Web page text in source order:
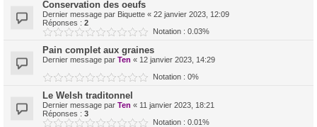
Conservation des oeufs
Dernier message par Biquette « 22 janvier 2023, 12:09
Réponses : 2
Notation : 0.03%
Pain complet aux graines
Dernier message par Ten « 12 janvier 2023, 14:29
Notation : 0%
Le Welsh traditonnel
Dernier message par Ten « 11 janvier 2023, 18:21
Réponses : 3
Notation : 0.01%